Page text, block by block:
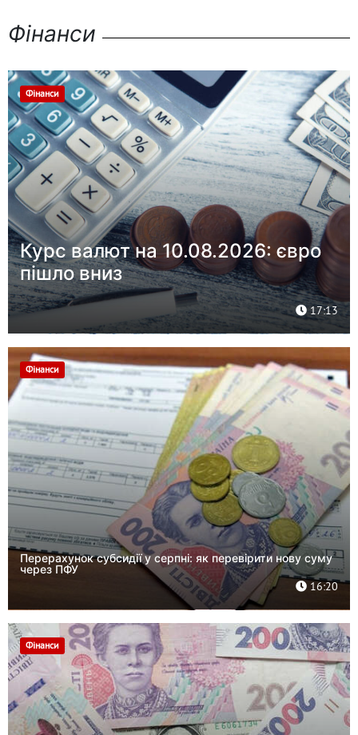
Фінанси
Фінанси
Курс валют на 10.08.2026: євро
пішло вниз
17:13
Фінанси
Перерахунок субсидії у серпні: як перевірити нову суму
через ПФУ
16:20
Фінанси